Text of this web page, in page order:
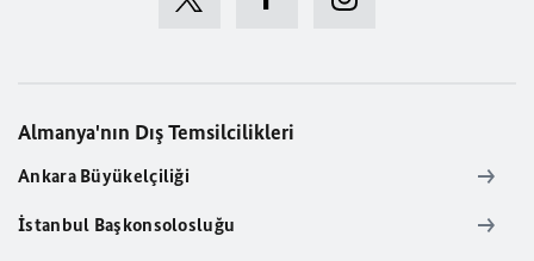
Almanya'nın Dış Temsilcilikleri
Ankara Büyükelçiliği
İstanbul Başkonsolosluğu